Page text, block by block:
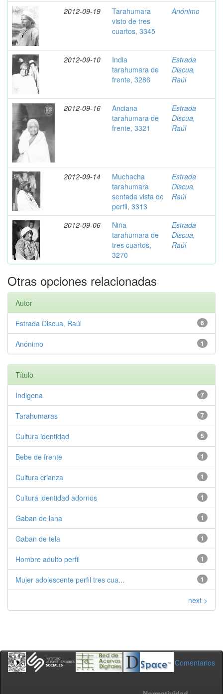
2012-09-19
Tarahumara
visto de tres
cuartos, 3345
Anónimo
2012-09-10
India
tarahumara de
frente, 3286
Estrada
Discua,
Raúl
2012-09-16
Anciana
tarahumara de
frente, 3321
Estrada
Discua,
Raúl
2012-09-14
Muchacha
tarahumara
sentada vista de
perfil, 3313
Estrada
Discua,
Raúl
2012-09-06
Niña
tarahumara de
tres cuartos,
3270
Estrada
Discua,
Raúl
Otras opciones relacionadas
Autor
6
Estrada Discua, Raúl
1
Anónimo
Título
7
Indigena
7
Tarahumaras
5
Cultura identidad
1
Bebe de frente
1
Cultura crianza
1
Cultura identidad adornos
1
Gaban de lana
1
Gaban de tela
1
Hombre adulto perfil
1
Mujer adolescente perfil tres cua...
next >
Comentarios